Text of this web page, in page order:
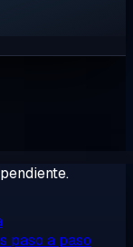
paso a paso